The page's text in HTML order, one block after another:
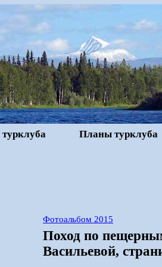
Планы турклуба
Фотоальбом 2015
Поход по
Васильевой,